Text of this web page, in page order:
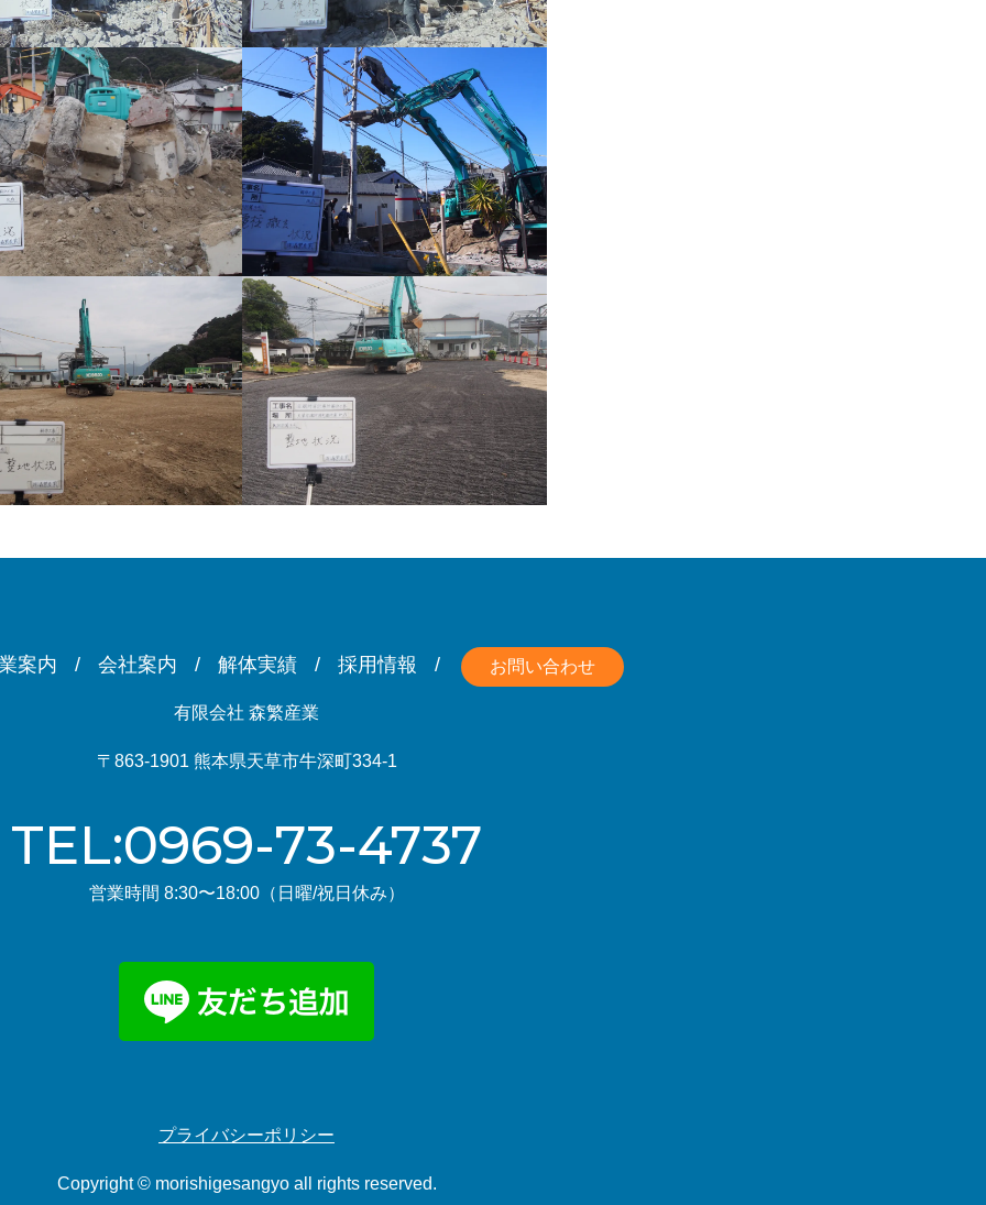
案内 会社案内 解体実績 採用情報 お問い合わせ
有限会社 森繁産業
〒863-1901 熊本県天草市牛深町334-1
TEL:0969-73-4737
営業時間 8:30〜18:00（日曜/祝日休み）
プライバシーポリシー
Copyright © morishigesangyo all rights reserved.